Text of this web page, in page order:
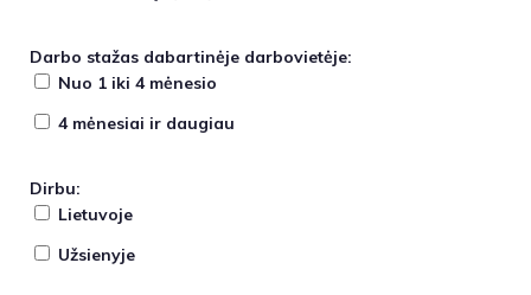
Darbo stažas dabartinėje darbovietėje:
Nuo 1 iki 4 mėnesio
4 mėnesiai ir daugiau
Dirbu:
Lietuvoje
Užsienyje